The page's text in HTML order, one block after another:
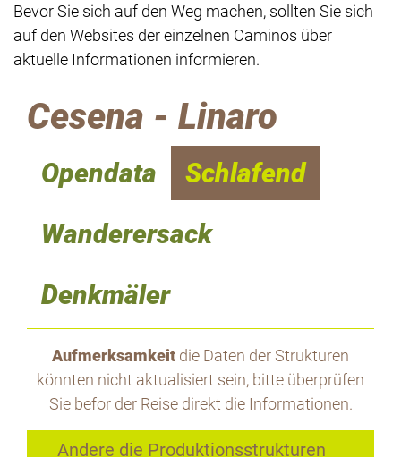
Bevor Sie sich auf den Weg machen, sollten Sie sich
auf den Websites der einzelnen Caminos über
aktuelle Informationen informieren.
Cesena - Linaro
Opendata
Schlafend
Wanderersack
Denkmäler
Aufmerksamkeit die Daten der Strukturen
könnten nicht aktualisiert sein, bitte überprüfen
Sie befor der Reise direkt die Informationen.
Andere die Produktionsstrukturen